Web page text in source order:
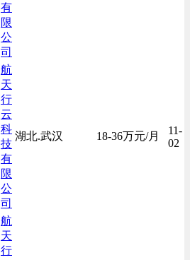
有
限
公
司
航
天
行
云
科
技
有
限
公
司
湖北.武汉 18-36万元/月
11-
02
航
天
行